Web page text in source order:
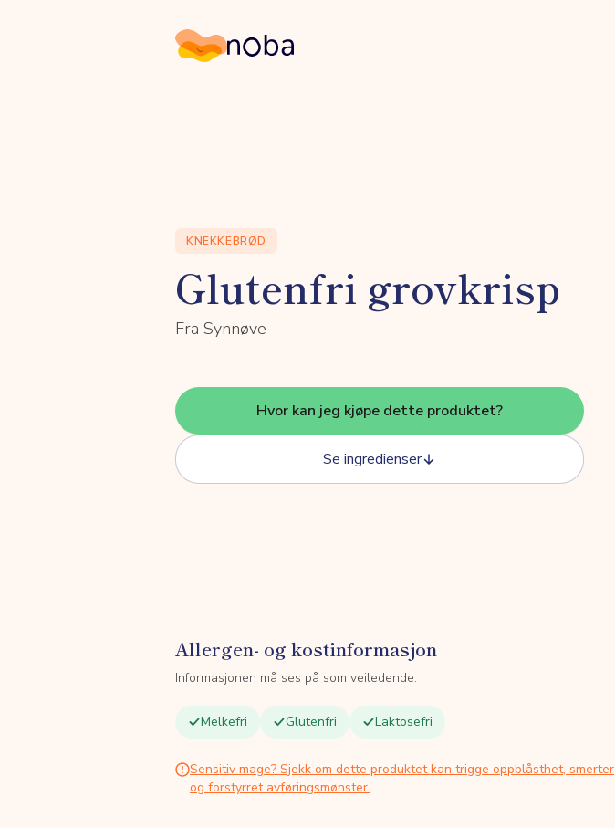
Noba
KNEKKEBRØD
Glutenfri grovkrisp
Fra Synnøve
Hvor kan jeg kjøpe dette produktet?
Se ingredienser
Allergen- og kostinformasjon
Informasjonen må ses på som veiledende.
Melkefri Glutenfri Laktosefri
Sensitiv mage? Sjekk om dette produktet kan trigge oppblåsthet, smerter
og forstyrret avføringsmønster.